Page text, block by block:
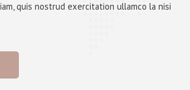
quis nostrud exercitation ullamco la nisi